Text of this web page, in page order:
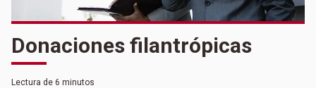
Donaciones filantrópicas
Lectura de 6 minutos